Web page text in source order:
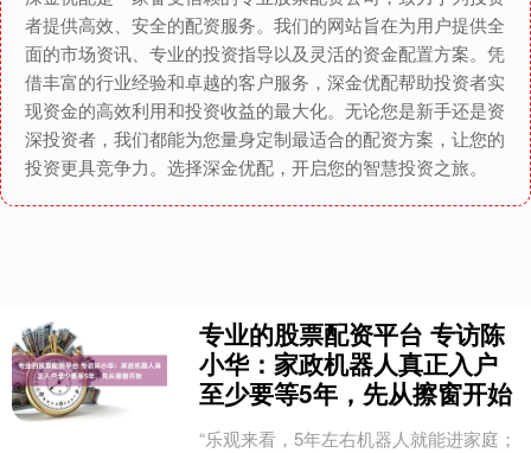
者提供高效、安全的配资服务。我们的网站旨在为用户提供全
面的市场资讯、专业的投资指导以及灵活的资金配置方案。凭
借丰富的行业经验和卓越的客户服务，深金优配帮助投资者实
现资金的高效利用和投资收益的最大化。无论您是新手还是资
深投资者，我们都能为您量身定制最适合的配资方案，让您的
投资更具竞争力。选择深金优配，开启您的智慧投资之旅。
专业的股票配资平台 专访陈
小华：家政机器人真正入户
至少要等5年，先从擦窗开始
“乐观来看，5年左右机器人就能进家庭；